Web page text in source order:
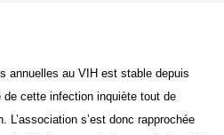
annuelles au VIH est stable depuis
cette infection inquiète tout de
L’association s’est donc rapprochée